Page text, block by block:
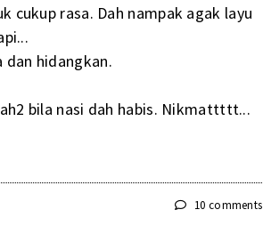
cukup rasa. Dah nampak agak layu
dan hidangkan.
bila nasi dah habis. Nikmattttt...
10 comments